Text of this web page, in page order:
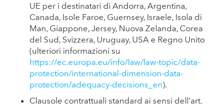
UE per i destinatari di Andorra, Argentina,
Canada, Isole Faroe, Guernsey, Israele, Isola di
Man, Giappone, Jersey, Nuova Zelanda, Corea
del Sud, Svizzera, Uruguay, USA e Regno Unito
(ulteriori informazioni su
https://ec.europa.eu/info/law/law-topic/data-
protection/international-dimension-data-
protection/adequacy-decisions_en).
Clausole contrattuali standard ai sensi dell'art.